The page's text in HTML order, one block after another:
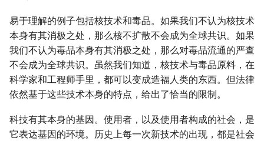
易于理解的例子包括核技术和毒品。如果我们不认为核技术
本身有其消极之处，那么核不扩散不会成为全球共识。如果
我们不认为毒品本身有其消极之处，那么对毒品流通的严查
不会成为全球共识。虽然我们知道，核技术与毒品原料，在
科学家和工程师手里，都可以变成造福人类的东西。但法律
依然基于这些技术本身的特点，给出了恰当的限制。
科技有其本身的基因。使用者，以及使用者构成的社会，是
它表达基因的环境。历史上每一次新技术的出现，都是社会